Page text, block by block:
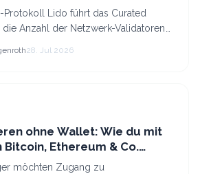
Protokoll Lido führt das Curated
Anzahl der Netzwerk-Validatoren
628.
28. Jul 2026
ohne Wallet: Wie du mit
Bitcoin, Ethereum & Co.
möchten Zugang zu